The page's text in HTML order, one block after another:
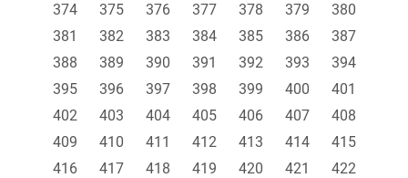
374
375 376 377 378 379
380
381
382 383 384 385 386
387
388
389 390 391 392 393
394
395
396 397 398 399 400
401
402
403 404 405 406 407
408
409
410 411 412 413 414
415
416
417 418 419 420 421
422